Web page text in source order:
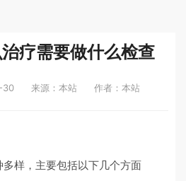
疗需要做什么检查
30 来源：本站 作者：本站
样，主要包括以下几个方面